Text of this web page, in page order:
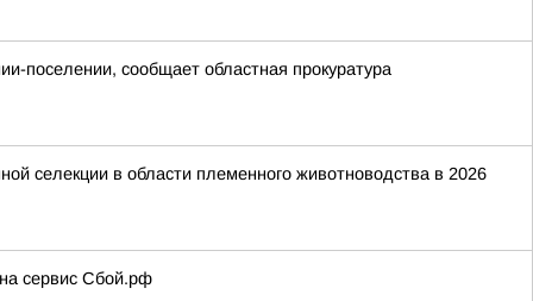
поселении, сообщает областная прокуратура
селекции в области племенного животноводства в 2026
сервис Сбой.рф